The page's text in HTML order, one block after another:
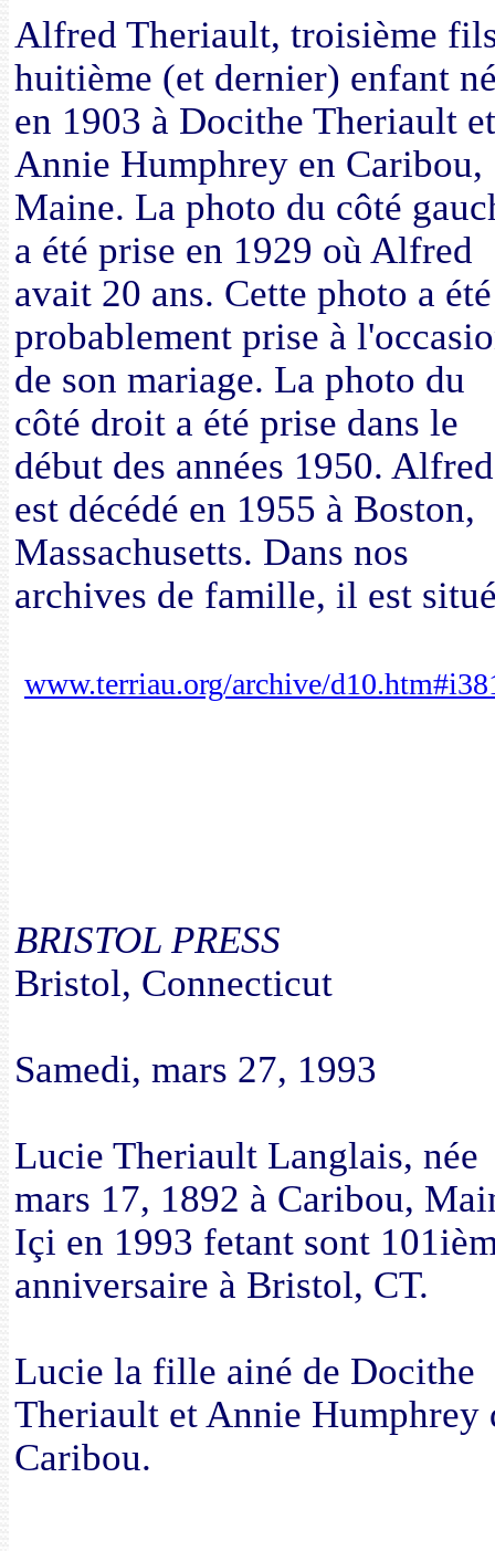
Alfred Theriault, troisième
huitième (et dernier) enfant
en 1903 à Docithe Theriault et
Annie Humphrey en Caribou,
Maine. La photo du côté
a été prise en 1929 où Alfred
avait 20 ans. Cette photo a été
probablement prise à
de son mariage. La photo du
côté droit a été prise dans le
début des années 1950. Alfred
est décédé en 1955 à Boston,
Massachusetts. Dans nos
archives de famille, il est
www.terriau.org/archive/
BRISTOL PRESS
Bristol, Connecticut
Samedi, mars 27, 1993
Lucie Theriault Langlais, née
mars 17, 1892 à Caribou,
Içi en 1993 fetant sont
anniversaire à Bristol, CT.
Lucie la fille ainé de Docithe
Theriault et Annie Humphrey
Caribou.